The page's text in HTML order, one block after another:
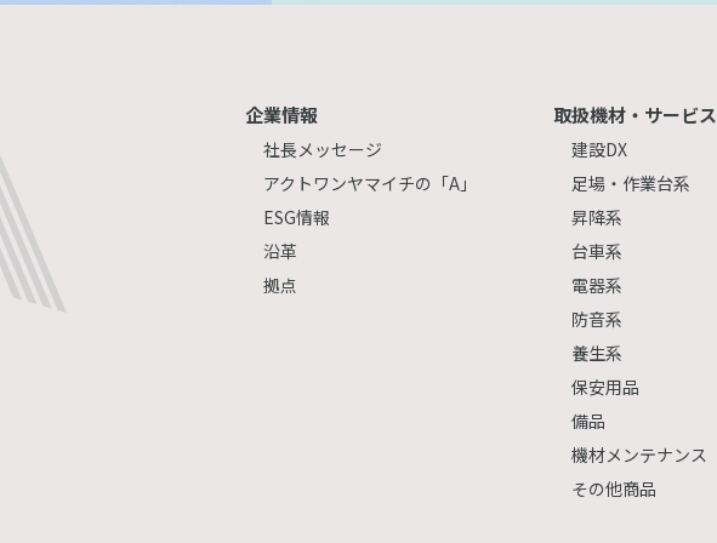
企業情報
社長メッセージ
アクトワンヤマイチの「A」
ESG情報
沿革
拠点
取扱機材・サービス
建設DX
足場・作業台系
昇降系
台車系
電器系
防音系
養生系
保安用品
備品
機材メンテナンス
その他商品